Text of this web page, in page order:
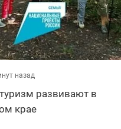
назад
развивают в
крае